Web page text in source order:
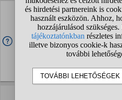
Egy 30×30×30 cm-es
lehet?
Egy fali polcra szeretném a
hogy egy 30×30×30 cm-es
(műnövény, parafa, búvóhely,
terrárium milyen súlyban lehet,